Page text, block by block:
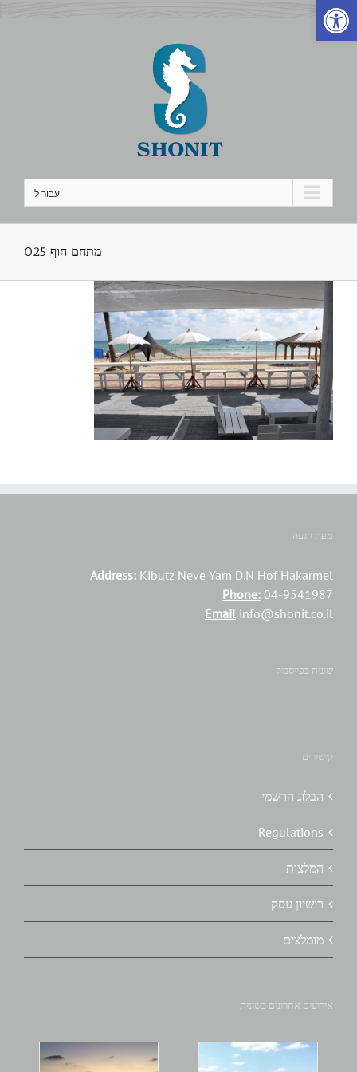
פתח סרגל נגישותדלג
לתוכן
עבור ל
מתחם חוף 025
מפת הגעה
Address: Kibutz Neve Yam D.N Hof Hakarmel
Phone: 04-9541987
Email info@shonit.co.il
שונית בפייסבוק
קישורים
הבלוג הרשמי
Regulations
המלצות
רישיון עסק
מומלצים
אירועים אחרונים בשונית